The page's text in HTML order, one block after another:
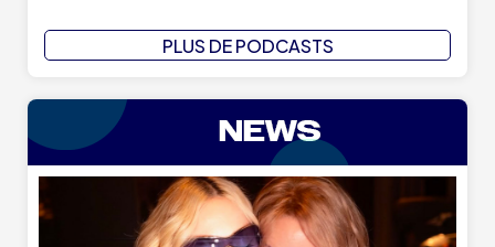
PLUS DE PODCASTS